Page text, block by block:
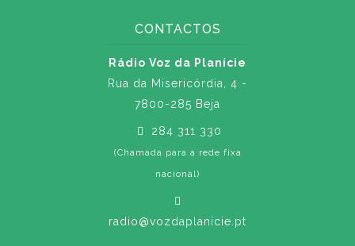
CONTACTOS
Rádio Voz da Planície
Rua da Misericórdia, 4 -
7800-285 Beja
284 311 330
(Chamada para a rede fixa
nacional)
radio@vozdaplanicie.pt